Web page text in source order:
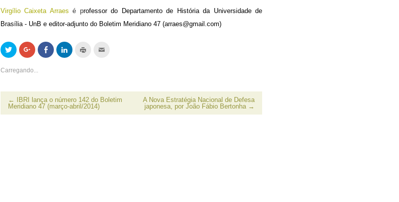
Virgílio Caixeta Arraes é professor do Departamento de História da Universidade de
Brasília- UnB e editor-adjunto do Boletim Meridiano 47 (arraes@gmail.com)
Clique
para
no
Twitter(abre
janela)
Compartilhe
no
(abre
em
Compartilhar
no
Clique
para
janela)
Clique
amigo(abre
em
nova
Carregando...
← IBRI lança o número 142 do Boletim
Meridiano 47 (março-abril/2014)
A Nova Estratégia Nacional de Defesa
japonesa, por João Fábio Bertonha →